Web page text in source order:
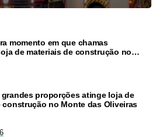
momento em que chamas
de materiais de construção no
proporções atinge loja de
construção no Monte das Oliveiras